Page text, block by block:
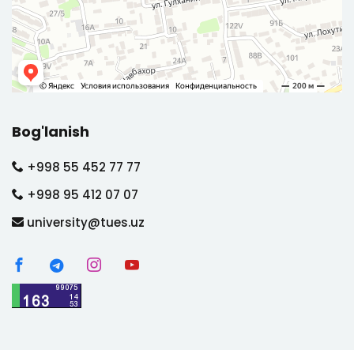
Bog'lanish
+998 55 452 77 77
+998 95 412 07 07
university@tues.uz